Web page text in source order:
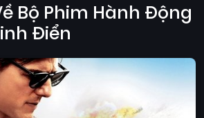
Bộ Phim Hành Động
Điển